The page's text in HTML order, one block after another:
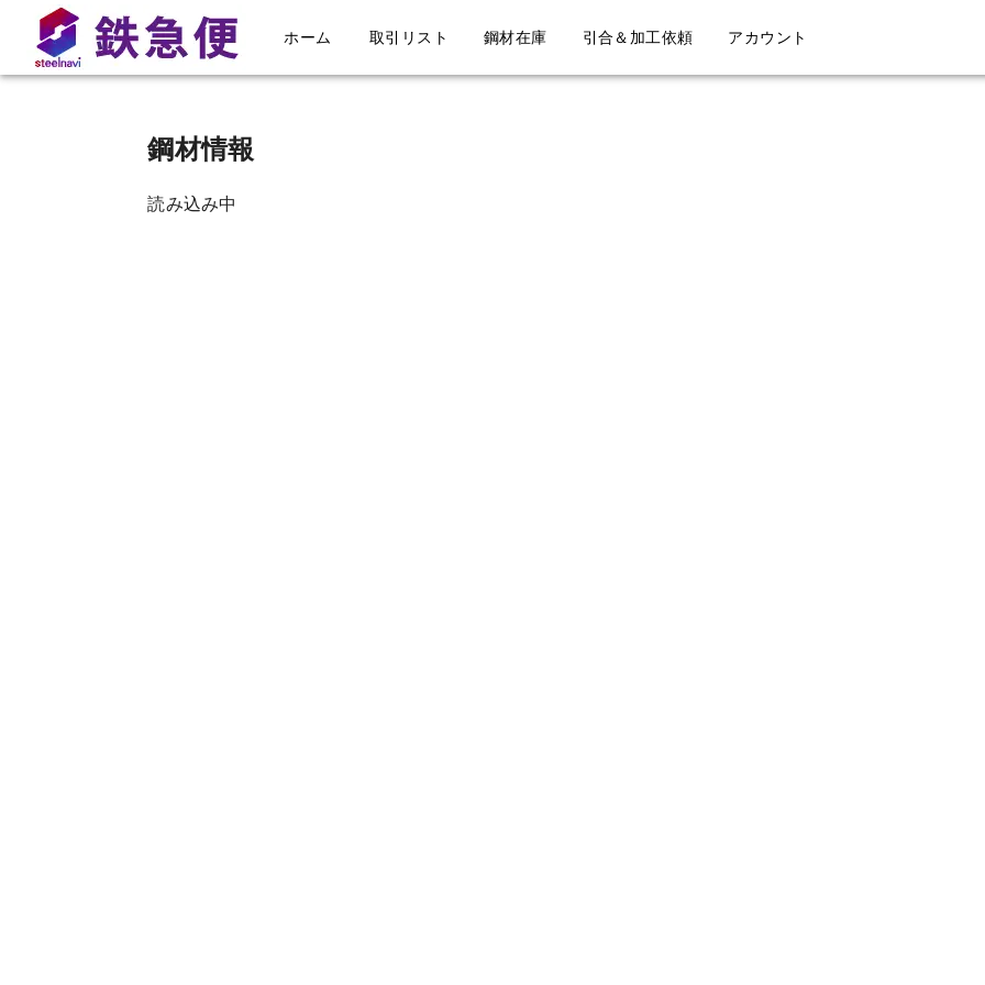
ホーム 取引リスト 鋼材在庫 引合＆加工依頼 アカウント
鋼材情報
読み込み中
在庫 - 鉄急便